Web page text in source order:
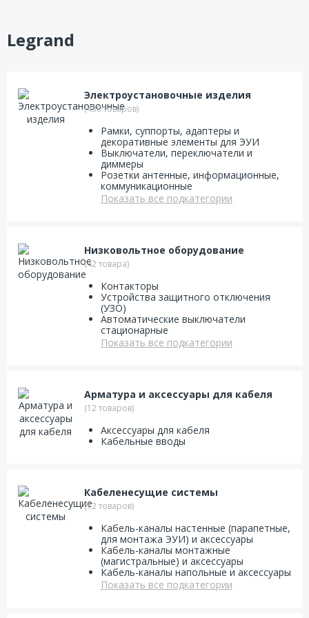
Legrand
Электроустановочные изделия
(430 товаров)
Рамки, суппорты, адаптеры и
декоративные элементы для ЭУИ
Выключатели, переключатели и
диммеры
Розетки антенные, информационные,
коммуникационные
Показать все подкатегории
Низковольтное оборудование
(42 товара)
Контакторы
Устройства защитного отключения
(УЗО)
Автоматические выключатели
стационарные
Показать все подкатегории
Арматура и аксессуары для кабеля
(12 товаров)
Аксессуары для кабеля
Кабельные вводы
Кабеленесущие системы
(12 товаров)
Кабель-каналы настенные (парапетные,
для монтажа ЭУИ) и аксессуары
Кабель-каналы монтажные
(магистральные) и аксессуары
Кабель-каналы напольные и аксессуары
Показать все подкатегории